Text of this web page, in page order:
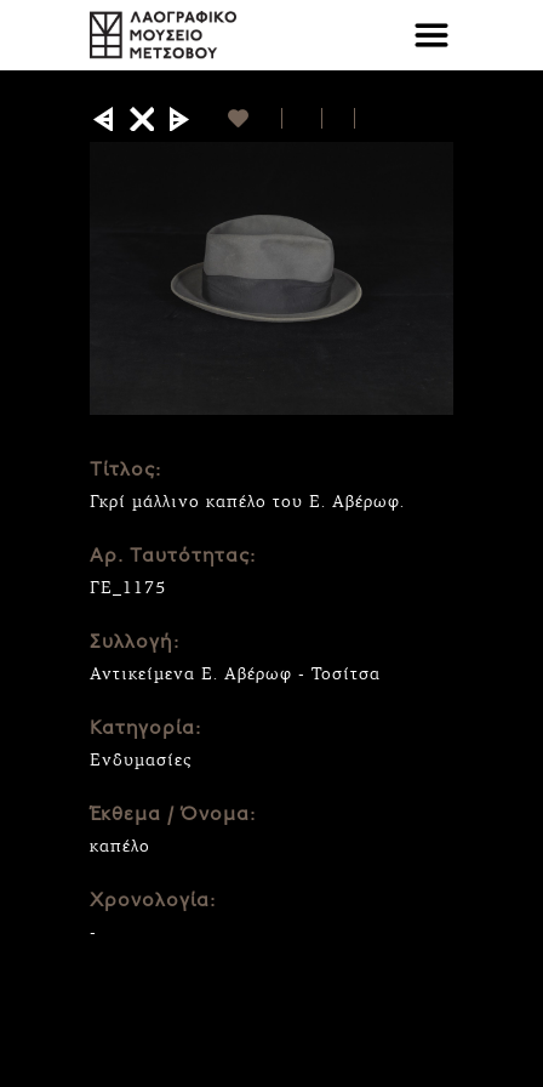
Τίτλος:
Γκρί μάλλινο καπέλο του Ε. Αβέρωφ.
Αρ. Ταυτότητας:
ΓΕ_1175
Συλλογή:
Αντικείμενα Ε. Αβέρωφ - Τοσίτσα
Κατηγορία:
Ενδυμασίες
Έκθεμα / Όνομα:
καπέλο
Χρονολογία:
-